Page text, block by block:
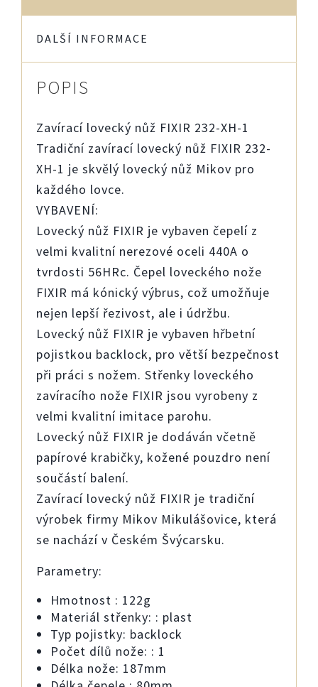
DALŠÍ INFORMACE
POPIS
Zavírací lovecký nůž FIXIR 232-XH-1
Tradiční zavírací lovecký nůž FIXIR 232-
XH-1 je skvělý lovecký nůž Mikov pro
každého lovce.
VYBAVENÍ:
Lovecký nůž FIXIR je vybaven čepelí z
velmi kvalitní nerezové oceli 440A o
tvrdosti 56HRc. Čepel loveckého nože
FIXIR má kónický výbrus, což umožňuje
nejen lepší řezivost, ale i údržbu.
Lovecký nůž FIXIR je vybaven hřbetní
pojistkou backlock, pro větší bezpečnost
při práci s nožem. Střenky loveckého
zavíracího nože FIXIR jsou vyrobeny z
velmi kvalitní imitace parohu.
Lovecký nůž FIXIR je dodáván včetně
papírové krabičky, kožené pouzdro není
součástí balení.
Zavírací lovecký nůž FIXIR je tradiční
výrobek firmy Mikov Mikulášovice, která
se nachází v Českém Švýcarsku.
Parametry:
Hmotnost : 122g
Materiál střenky: : plast
Typ pojistky: backlock
Počet dílů nože: : 1
Délka nože: 187mm